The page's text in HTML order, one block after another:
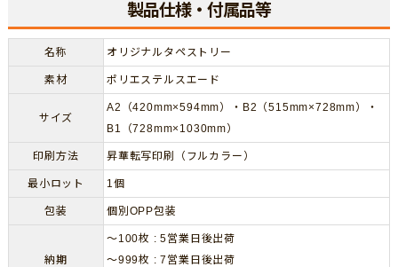
製品仕様・付属品等
名称 オリジナルタペストリー
素材 ポリエステルスエード
サイズ
A2（420mm×594mm）・B2（515mm×728mm）・
B1（728mm×1030mm）
印刷方法 昇華転写印刷（フルカラー）
最小ロット 1個
包装 個別OPP包装
納期
～100枚 : 5営業日後出荷
～999枚 : 7営業日後出荷